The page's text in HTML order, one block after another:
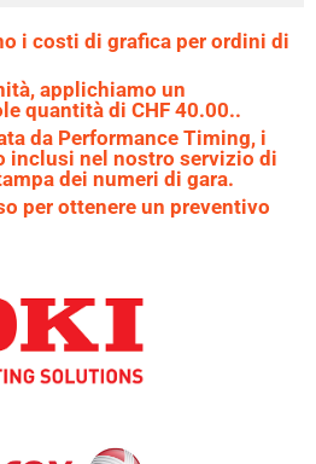
i costi di grafica per ordini di
applichiamo un
quantità di CHF 40.00..
da Performance Timing, i
inclusi nel nostro servizio di
dei numeri di gara.
per ottenere un preventivo